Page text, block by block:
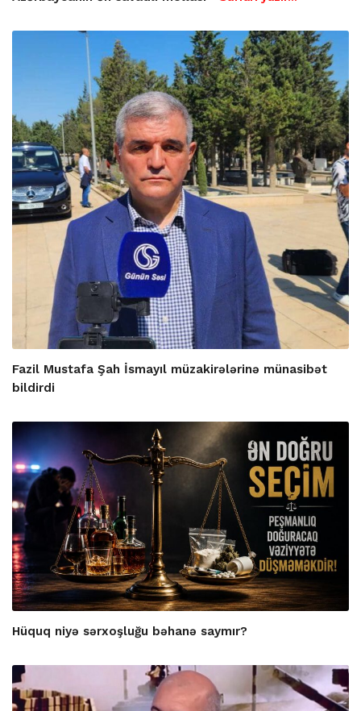
Fazil Mustafa Şah İsmayıl müzakirələrinə münasibət
bildirdi
Hüquq niyə sərxoşluğu bəhanə saymır?